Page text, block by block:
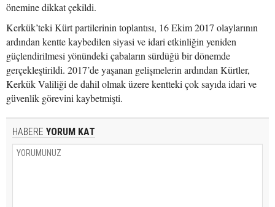
önemine dikkat çekildi.
Kerkük’teki Kürt partilerinin toplantısı, 16 Ekim 2017 olaylarının
ardından kentte kaybedilen siyasi ve idari etkinliğin yeniden
güçlendirilmesi yönündeki çabaların sürdüğü bir dönemde
gerçekleştirildi. 2017’de yaşanan gelişmelerin ardından Kürtler,
Kerkük Valiliği de dahil olmak üzere kentteki çok sayıda idari ve
güvenlik görevini kaybetmişti.
HABERE YORUM KAT